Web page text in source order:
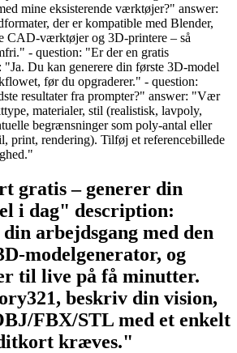
mine eksisterende værktøjer?" answer:
der er kompatible med Blender,
CAD-værktøjer og 3D-printere – så
- question: "Er der en gratis
Du kan generere din første 3D-model
før du opgraderer." - question:
resultater fra prompter?" answer: "Vær
materialer, stil (realistisk, lavpoly,
begrænsninger som poly-antal eller
print, rendering). Tilføj et referencebillede
gratis – generer din
i dag" description:
arbejdsgang med den
modelgenerator, og
til live på få minutter.
beskriv din vision,
FBX/STL med et enkelt
kræves."